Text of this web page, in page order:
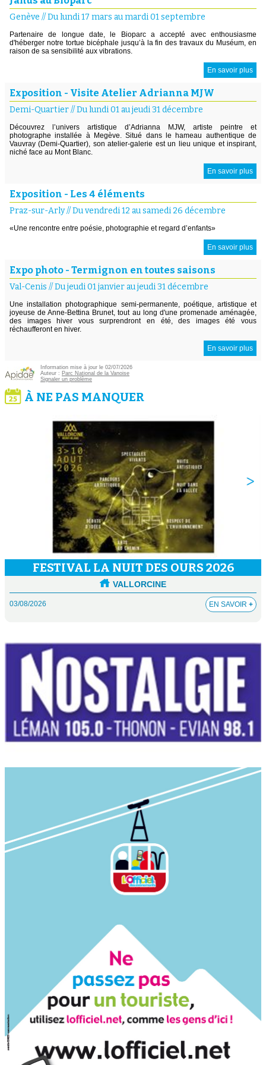
Genève //Du lundi 17 mars au mardi 01 septembre
Partenaire de longue date, le Bioparc a accepté avec enthousiasme
d'héberger notre tortue bicéphale jusqu’à la fin des travaux du Muséum, en
raison de sa sensibilité aux vibrations.
En savoir plus
Exposition - Visite Atelier Adrianna MJW
Demi-Quartier//Du lundi 01 au jeudi 31 décembre
Découvrez l’univers artistique d’Adrianna MJW, artiste peintre et
photographe installée à Megève. Situé dans le hameau authentique de
Vauvray (Demi-Quartier), son atelier-galerie est un lieu unique et inspirant,
niché face au Mont Blanc.
En savoir plus
Exposition - Les 4 éléments
Praz-sur-Arly//Du vendredi 12 au samedi 26 décembre
«Une rencontre entre poésie, photographie et regard d’enfants»
En savoir plus
Expo photo - Termignon en toutes saisons
Val-Cenis //Du jeudi 01 janvier au jeudi 31 décembre
Une installation photographique semi-permanente, poétique, artistique et
joyeuse de Anne-Bettina Brunet, tout au long d'une promenade aménagée,
des images hiver vous surprendront en été, des images été vous
réchaufferont en hiver.
En savoir plus
Information mise à jour le 02/07/2026
Auteur : Parc National de la Vanoise
Signaler un problème
À NE PAS MANQUER
FESTIVAL LA NUIT DES OURS 2026
VALLORCINE
03/08/2026 EN SAVOIR +